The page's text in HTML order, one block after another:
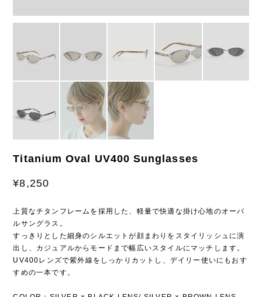
Titanium Oval UV400 Sunglasses
¥8,250
上質なチタンフレームを採用した、軽量で快適な掛け心地のオーバ
ルサングラス。
すっきりとした細身のシルエットが顔まわりをスタイリッシュに演
出し、カジュアルからモードまで幅広いスタイルにマッチします。
UV400レンズで紫外線をしっかりカットし、デイリー使いにもおす
すめの一本です。